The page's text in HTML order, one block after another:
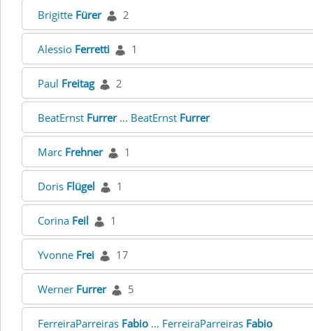
Brigitte Fürer 2
Alessio Ferretti 1
Paul Freitag 2
BeatErnst Furrer... BeatErnst Furrer
Marc Frehner 1
Doris Flügel 1
Corina Feil 1
Yvonne Frei 17
Werner Furrer 5
FerreiraParreiras Fabio ... FerreiraParreiras Fabio